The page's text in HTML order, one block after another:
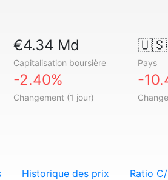
€4.34 Md
Capitalisation boursière
🇺🇸
Pays
-2.40%
Changement (1 jour)
-
Historique des prix Ratio